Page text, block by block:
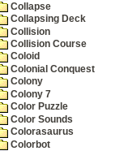
Collapse
Collapsing Deck
Collision
Collision Course
Coloid
Colonial Conquest
Colony
Colony 7
Color Puzzle
Color Sounds
Colorasaurus
Colorbot